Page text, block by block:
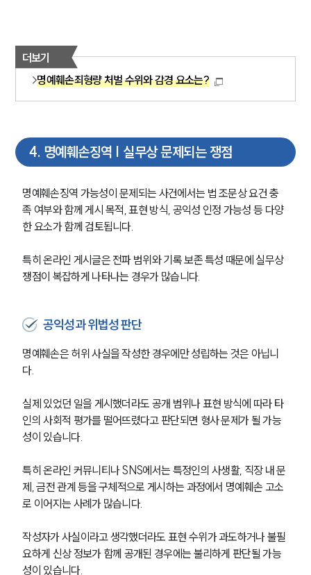
소식/자료
언론보도
법률서식
뉴스레터/브로슈어
대륜법률상담예약
더보기
명예훼손죄형량 처벌 수위와 감경 요소는?
4. 명예훼손징역 | 실무상 문제되는 쟁점
명예훼손징역 가능성이 문제되는 사건에서는 법 조문상 요건 충
족 여부와 함께 게시 목적, 표현 방식, 공익성 인정 가능성 등 다양
한 요소가 함께 검토됩니다.
특히 온라인 게시글은 전파 범위와 기록 보존 특성 때문에 실무상
쟁점이 복잡하게 나타나는 경우가 많습니다.
공익성과 위법성 판단
명예훼손은 허위 사실을 작성한 경우에만 성립하는 것은 아닙니
다.
실제 있었던 일을 게시했더라도 공개 범위나 표현 방식에 따라 타
인의 사회적 평가를 떨어뜨렸다고 판단되면 형사 문제가 될 가능
성이 있습니다.
특히 온라인 커뮤니티나 SNS에서는 특정인의 사생활, 직장 내 문
제, 금전 관계 등을 구체적으로 게시하는 과정에서 명예훼손 고소
로 이어지는 사례가 많습니다.
작성자가 사실이라고 생각했더라도 표현 수위가 과도하거나 불필
요하게 신상 정보가 함께 공개된 경우에는 불리하게 판단될 가능
성이 있습니다.